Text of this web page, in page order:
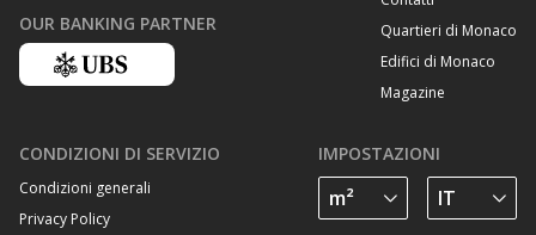
OUR BANKING PARTNER
Quartieri di Monaco
Edifici di Monaco
Magazine
CONDIZIONI DI SERVIZIO
Condizioni generali
Privacy Policy
IMPOSTAZIONI